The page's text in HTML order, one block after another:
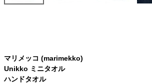
マリメッコ (marimekko)
Unikko ミニタオル
ハンドタオル